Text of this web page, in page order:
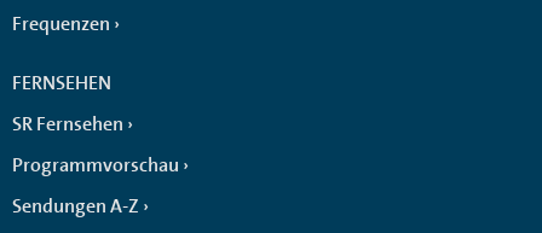
Frequenzen
FERNSEHEN
SR Fernsehen
Programmvorschau
Sendungen A-Z